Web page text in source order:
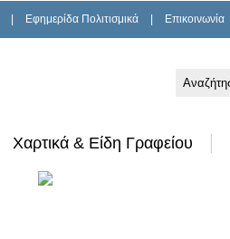
Εφημερίδα Πολιτισμικά Επικοινωνία
Χαρτικά & Είδη Γραφείου